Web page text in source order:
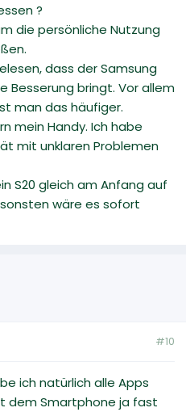
?
die persönliche Nutzung
dass der Samsung
Besserung bringt. Vor allem
man das häufiger.
mein Handy. Ich habe
mit unklaren Problemen
S20 gleich am Anfang auf
wäre es sofort
#10
ich natürlich alle Apps
dem Smartphone ja fast